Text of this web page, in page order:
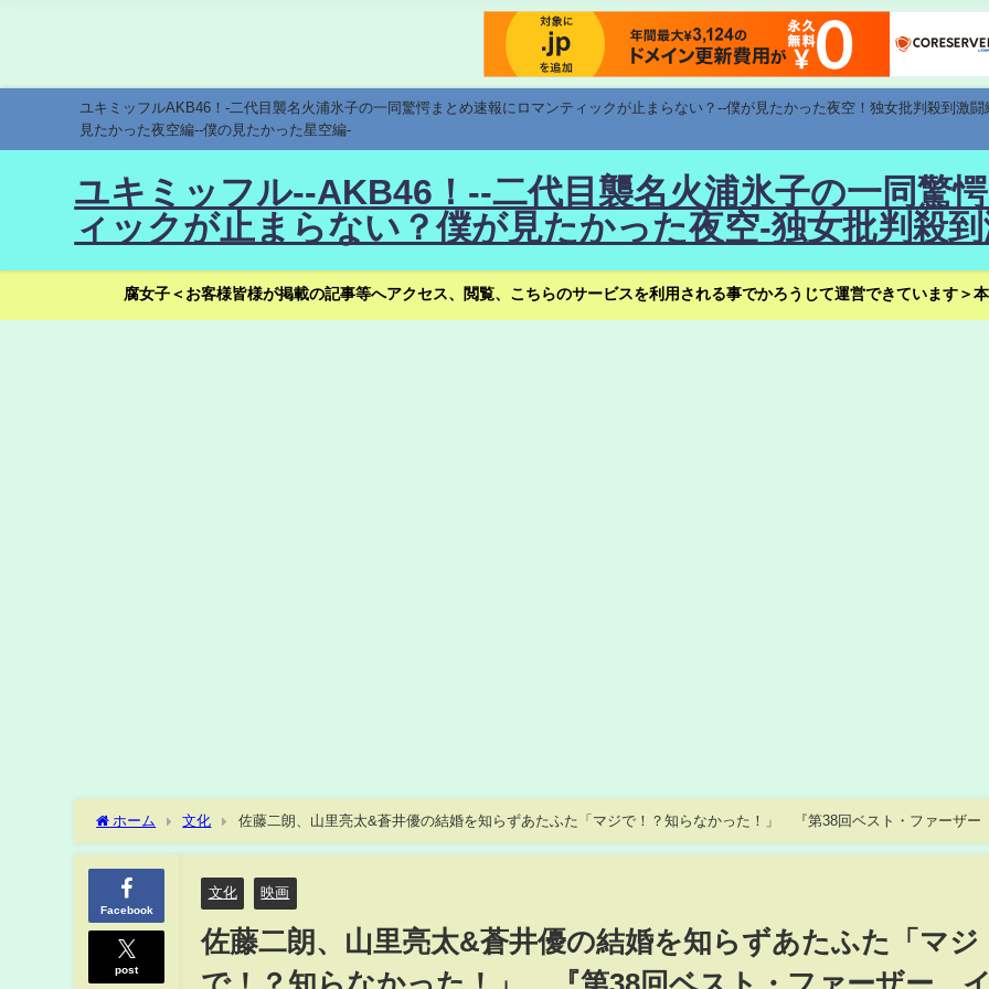
ユキミッフルAKB46！-二代目襲名火浦氷子の一同驚愕まとめ速報にロマンティックが止まらない？--僕が見たかった夜空！独女批判殺到激
見たかった夜空編--僕の見たかった星空編-
ユキミッフル--AKB46！--二代目襲名火浦氷子の一同驚
ィックが止まらない？僕が見たかった夜空-独女批判殺
腐女子＜お客様皆様が掲載の記事等へアクセス、閲覧、こちらのサービスを利用される事でかろうじて運営できています＞
ホーム 文化
佐藤二朗、山里亮太&蒼井優の結婚を知らずあたふた「マジで！？知らなかった！」 『第38回ベスト・ファーザー
エローリボン賞』授賞式
Facebook
post
文化 映画
佐藤二朗、山里亮太&蒼井優の結婚を知らずあたふた「マジ